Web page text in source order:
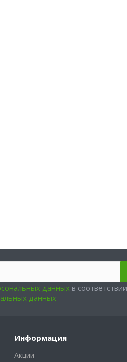
данных в соответствии
данных
Информация
Акции